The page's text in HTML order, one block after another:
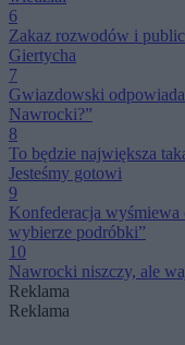
6
Zakaz rozwodów i
Giertycha
7
Gwiazdowski
Nawrocki?”
8
To będzie największa
Jesteśmy gotowi
9
Konfederacja
wybierze podróbki”
10
Nawrocki niszczy, ale
Reklama
Reklama